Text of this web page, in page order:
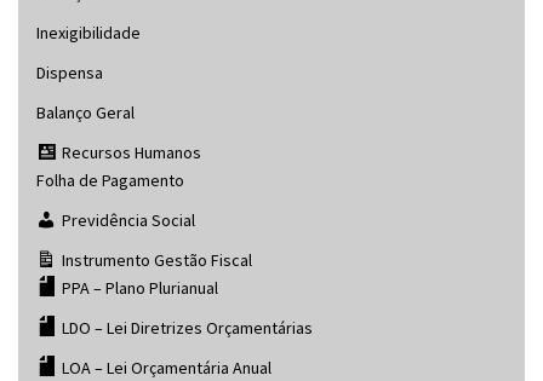
Inexigibilidade
Dispensa
Balanço Geral
Recursos Humanos
Folha de Pagamento
Previdência Social
Instrumento Gestão Fiscal
PPA – Plano Plurianual
LDO – Lei Diretrizes Orçamentárias
LOA – Lei Orçamentária Anual